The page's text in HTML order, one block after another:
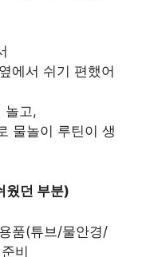
에서 쉬기 편했어
놀고,
물놀이 루틴이 생
웠던 부분)
품(튜브/물안경/
비